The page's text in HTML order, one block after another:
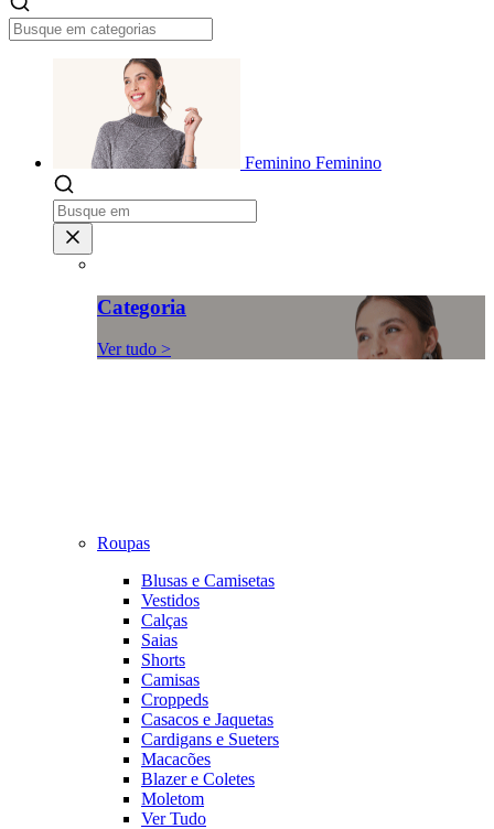
Feminino Feminino
Categoria
Ver tudo >
Roupas
Blusas e Camisetas
Vestidos
Calças
Saias
Shorts
Camisas
Croppeds
Casacos e Jaquetas
Cardigans e Sueters
Macacões
Blazer e Coletes
Moletom
Ver Tudo